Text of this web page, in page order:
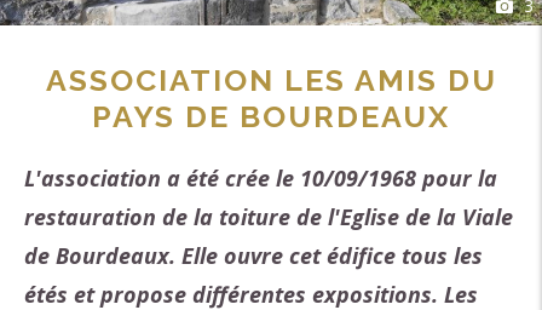
3
ASSOCIATION LES AMIS DU
PAYS DE BOURDEAUX
L'association a été crée le 10/09/1968 pour la
restauration de la toiture de l'Eglise de la Viale
de Bourdeaux. Elle ouvre cet édifice tous les
étés et propose différentes expositions. Les